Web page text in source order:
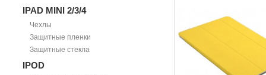
IPAD MINI 2/3/4
Чехлы
Защитные пленки
Защитные стекла
IPOD